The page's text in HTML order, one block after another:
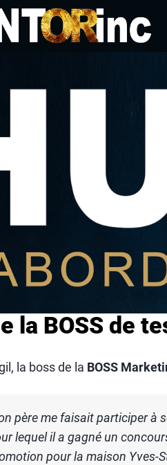
la BOSS de
la boss de la BOSS
père me faisait participer à
lequel il a gagné un
pour la maison Yves-